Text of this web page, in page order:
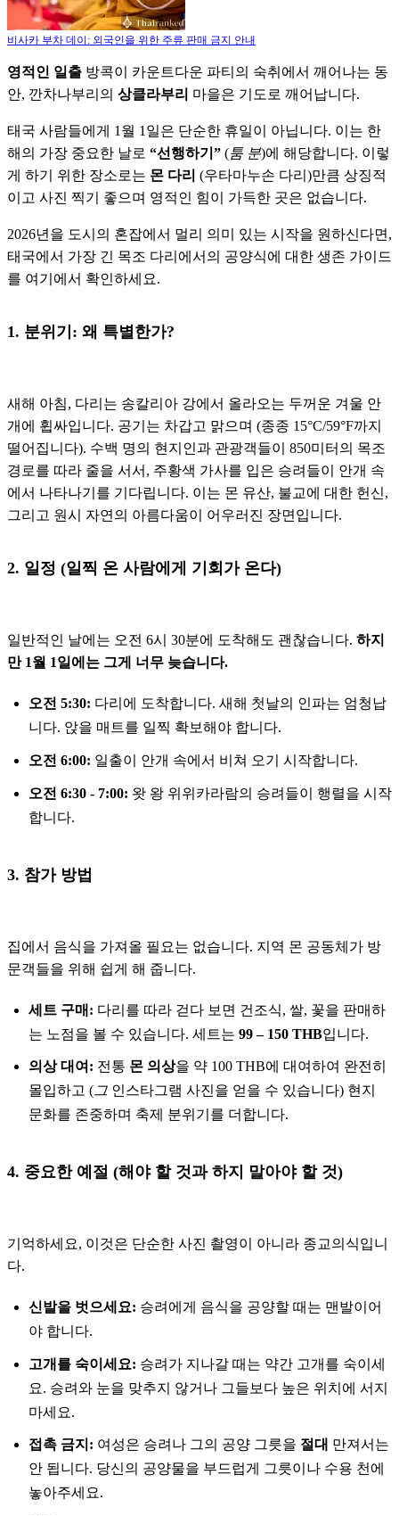
비사카 부차 데이: 외국인을 위한 주류 판매 금지 안내
영적인 일출 방콕이 카운트다운 파티의 숙취에서 깨어나는 동
안, 깐차나부리의 상클라부리 마을은 기도로 깨어납니다.
태국 사람들에게 1월 1일은 단순한 휴일이 아닙니다. 이는 한
해의 가장 중요한 날로 “선행하기” (툼 분)에 해당합니다. 이렇
게 하기 위한 장소로는 몬 다리 (우타마누손 다리)만큼 상징적
이고 사진 찍기 좋으며 영적인 힘이 가득한 곳은 없습니다.
2026년을 도시의 혼잡에서 멀리 의미 있는 시작을 원하신다면,
태국에서 가장 긴 목조 다리에서의 공양식에 대한 생존 가이드
를 여기에서 확인하세요.
1. 분위기: 왜 특별한가?
새해 아침, 다리는 송칼리아 강에서 올라오는 두꺼운 겨울 안
개에 휩싸입니다. 공기는 차갑고 맑으며 (종종 15°C/59°F까지
떨어집니다). 수백 명의 현지인과 관광객들이 850미터의 목조
경로를 따라 줄을 서서, 주황색 가사를 입은 승려들이 안개 속
에서 나타나기를 기다립니다. 이는 몬 유산, 불교에 대한 헌신,
그리고 원시 자연의 아름다움이 어우러진 장면입니다.
2. 일정 (일찍 온 사람에게 기회가 온다)
일반적인 날에는 오전 6시 30분에 도착해도 괜찮습니다. 하지
만 1월 1일에는 그게 너무 늦습니다.
오전 5:30: 다리에 도착합니다. 새해 첫날의 인파는 엄청납
니다. 앉을 매트를 일찍 확보해야 합니다.
오전 6:00: 일출이 안개 속에서 비쳐 오기 시작합니다.
오전 6:30 - 7:00: 왓 왕 위위카라람의 승려들이 행렬을 시작
합니다.
3. 참가 방법
집에서 음식을 가져올 필요는 없습니다. 지역 몬 공동체가 방
문객들을 위해 쉽게 해 줍니다.
세트 구매: 다리를 따라 걷다 보면 건조식, 쌀, 꽃을 판매하
는 노점을 볼 수 있습니다. 세트는 99 – 150 THB입니다.
의상 대여: 전통 몬 의상을 약 100 THB에 대여하여 완전히
몰입하고 ( 그 인스타그램 사진을 얻을 수 있습니다) 현지
문화를 존중하며 축제 분위기를 더합니다.
4. 중요한 예절 (해야 할 것과 하지 말아야 할 것)
기억하세요, 이것은 단순한 사진 촬영이 아니라 종교의식입니
다.
신발을 벗으세요: 승려에게 음식을 공양할 때는 맨발이어
야 합니다.
고개를 숙이세요: 승려가 지나갈 때는 약간 고개를 숙이세
요. 승려와 눈을 맞추지 않거나 그들보다 높은 위치에 서지
마세요.
접촉 금지: 여성은 승려나 그의 공양 그릇을 절대 만져서는
안 됩니다. 당신의 공양물을 부드럽게 그릇이나 수용 천에
놓아주세요.